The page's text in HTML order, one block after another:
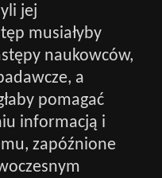
jej
musiałyby
naukowców,
a
pomagać
informacją i
zapóźnione